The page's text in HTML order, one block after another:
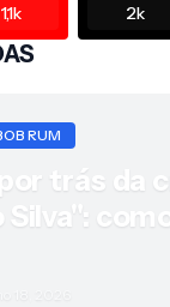
1,1k 2k
RUM
trás da
Silva":